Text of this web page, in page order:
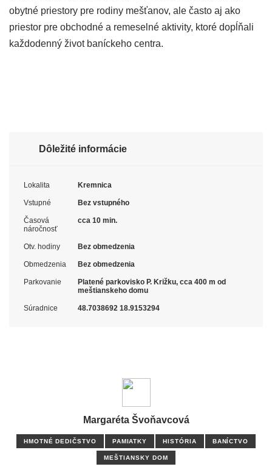
obytné priestory pre rodiny mešťanov, ale často aj ako
priestor pre obchodné a remeselné aktivity, ktoré dopĺňali
každodenný život baníckeho centra.
Dôležité informácie
Lokalita Kremnica
Vstupné Bez vstupného
Časová
náročnosť
cca 10 min.
Otv. hodiny Bez obmedzenia
Obmedzenia Bez obmedzenia
Parkovanie
Platené parkovisko P. Križku, cca 400 m od
meštianskeho domu
Súradnice 48.7038692 18.9153294
Margaréta Švoňavcová
HMOTNÉ DEDIČSTVO PAMIATKY HISTÓRIA BANÍCTVO
MEŠTIANSKY DOM